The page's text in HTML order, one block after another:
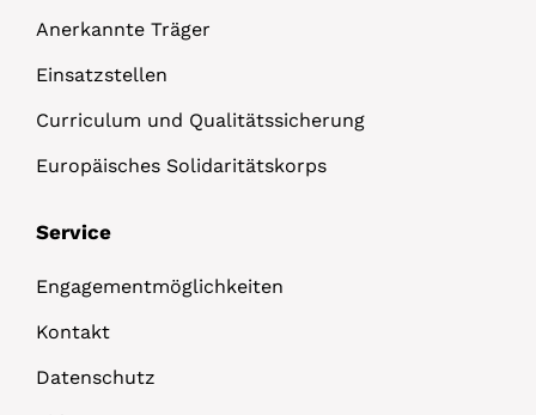
Anerkannte Träger
Einsatzstellen
Curriculum und Qualitätssicherung
Europäisches Solidaritätskorps
Service
Engagementmöglichkeiten
Kontakt
Datenschutz